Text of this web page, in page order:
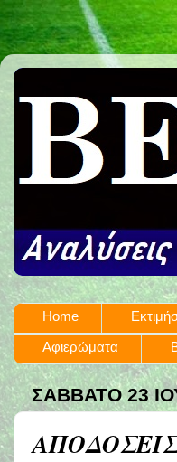
Home
Αφιερώματα
ΣΆΒΒΑΤΟ 23